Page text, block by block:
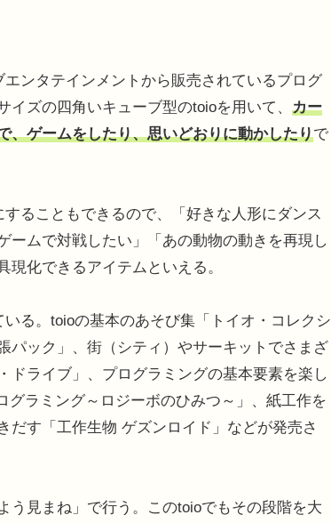
ンタテインメントから販売されているプログ
ズの四角いキューブ型のtoioを用いて、 カー
、ゲームをしたり、思いどおりに動かしたりで
ることもできるので、「好きな人形にダンス
ームで対戦したい」「あの動物の動きを再現し
化できるアイテムといえる。
いる。toioの基本のあそび集「トイオ・コレクシ
パック」、街（シティ）やサーキットでさまざ
ドライブ」、プログラミングの基本要素を楽し
ラミング～ロジーボのひみつ～」、紙工作を
だす「工作生物 ゲズンロイド」などが発売さ
見まね」で行う。このtoioでもその段階を大